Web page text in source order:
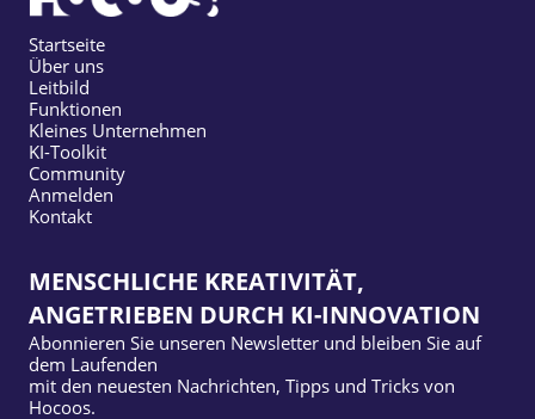
Startseite
Über uns
Leitbild
Funktionen
Kleines Unternehmen
KI-Toolkit
Community
Anmelden
Kontakt
MENSCHLICHE KREATIVITÄT,
ANGETRIEBEN DURCH KI-INNOVATION
Abonnieren Sie unseren Newsletter und bleiben Sie auf
dem Laufenden
mit den neuesten Nachrichten, Tipps und Tricks von
Hocoos.